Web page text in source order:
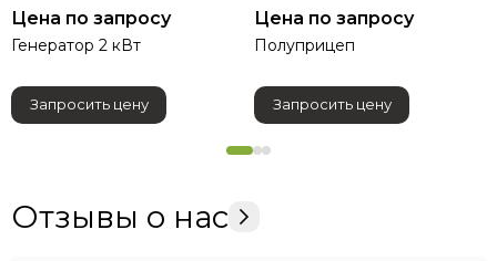
Цена по запросу
Генератор 2 кВт
Запросить цену
Цена по запросу
Полуприцеп
Запросить цену
Отзывы о нас